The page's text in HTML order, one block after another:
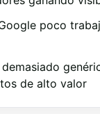
poco
demasiado
de alto valor